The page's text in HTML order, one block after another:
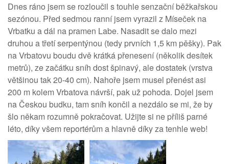
Dnes ráno jsem se rozloučil s touhle senzační běžkařskou
sezónou. Před sedmou ranní jsem vyrazil z Míseček na
Vrbatku a dál na pramen Labe. Nasadit se dalo mezi
druhou a třetí serpentýnou (tedy prvních 1,5 km pěšky). Pak
na Vrbatovu boudu dvě krátká přenesení (několik desítek
metrů), ze začátku sníh dost špinavý, ale dostatek (vrstva
většinou tak 20-40 cm). Nahoře jsem musel přenést asi
200 m kolem Vrbatova návrší, pak už pohoda. Dojel jsem
na Českou budku, tam sníh končil a nezdálo se mi, že by
šlo někam rozumně pokračovat. Užijte si ne příliš parné
léto, díky všem reportérům a hlavně díky za tenhle web!